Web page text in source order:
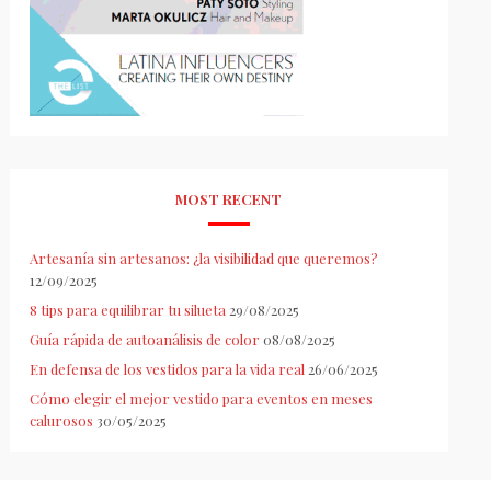
MOST RECENT
Artesanía sin artesanos: ¿la visibilidad que queremos?
12/09/2025
8 tips para equilibrar tu silueta 29/08/2025
Guía rápida de autoanálisis de color 08/08/2025
En defensa de los vestidos para la vida real 26/06/2025
Cómo elegir el mejor vestido para eventos en meses
calurosos 30/05/2025